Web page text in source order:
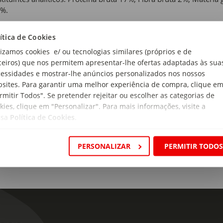
de Cookies
cookies e/ ou tecnologias similares (próprios e de
que nos permitem apresentar-lhe ofertas adaptadas às
e mostrar-lhe anúncios personalizados nos nossos
Para garantir uma melhor experiência de compra, clique em
Todos". Se pretender rejeitar ou escolher as categorias de
clique em "Personalizar". Para mais informações, visite a
Política de Cookies
PERSONALIZAR PERMITIR TODOS
Médio
Recomendada: